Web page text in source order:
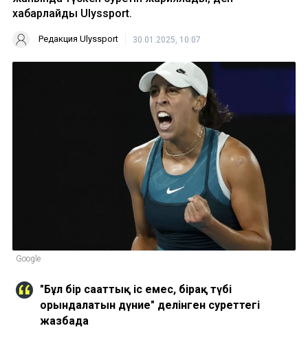
хабарлайды Ulyssport.
Редакция Ulyssport 30.01.2025, 10:07
Google
"Бұл бір сағаттық іс емес, бірақ түбі
орындалатын дүние" делінген суреттегі
жазбада